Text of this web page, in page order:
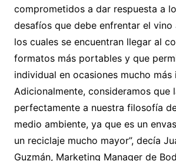
comprometidos a dar respuesta a
desafíos que debe enfrentar el vino
los cuales se encuentran llegar al
formatos más portables y que
individual en ocasiones mucho más
Adicionalmente, consideramos que
perfectamente a nuestra filosofía
medio ambiente, ya que es un
un reciclaje mucho mayor”, decía
Guzmán, Marketing Manager de